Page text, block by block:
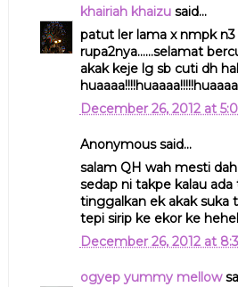
khairiah khaizusaid...
patut ler lama x nmpk
rupa2nya......selamat
akak keje lg sb cuti dh
December 26, 2012 at
Anonymous said...
salam QH wah mesti
sedap ni takpe kalau ada
tinggalkan ek akak suka
tepi sirip ke ekor ke
December 26, 2012 at
ogyep yummy mellow